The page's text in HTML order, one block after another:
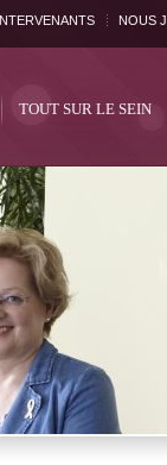
NOUS
TOUT SUR LE SEIN